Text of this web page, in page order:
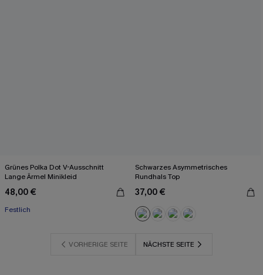
Grünes Polka Dot V-Ausschnitt
Lange Ärmel Minikleid
48,00 €
Festlich
Schwarzes Asymmetrisches
Rundhals Top
37,00 €
VORHERIGE SEITE NÄCHSTE SEITE